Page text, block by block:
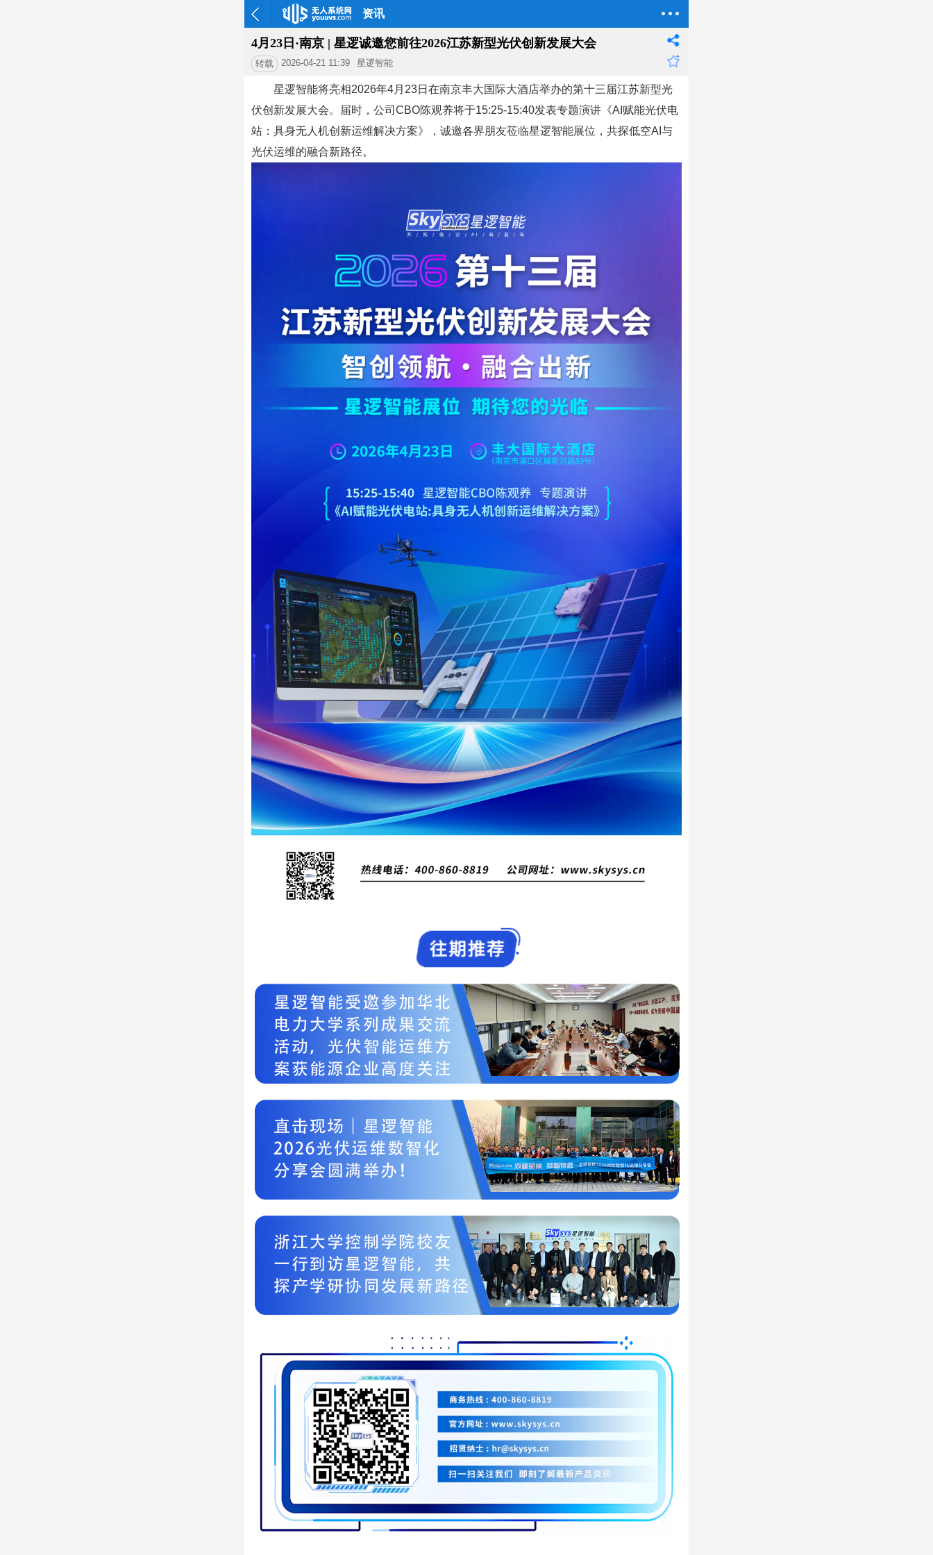
资讯
4月23日·南京 | 星逻诚邀您前往2026江苏新型光伏创新发展大会
转载 2026-04-21 11:39 星逻智能
星逻智能将亮相2026年4月23日在南京丰大国际大酒店举办的第十三届江苏新型光
伏创新发展大会。届时，公司CBO陈观养将于15:25-15:40发表专题演讲《AI赋能光伏电
站：具身无人机创新运维解决方案》，诚邀各界朋友莅临星逻智能展位，共探低空AI与
光伏运维的融合新路径。